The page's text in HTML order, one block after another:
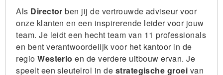
Als Director ben jij de vertrouwde adviseur voor
onze klanten en een inspirerende leider voor jouw
team. Je leidt een hecht team van 11 professionals
en bent verantwoordelijk voor het kantoor in de
regioWesterlo en de verdere uitbouw ervan. Je
speelt een sleutelrol in de strategische groei van